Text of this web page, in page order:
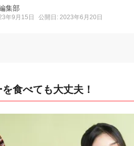
集部
年9月15日 公開日: 2023年6月20日
食べても大丈夫！